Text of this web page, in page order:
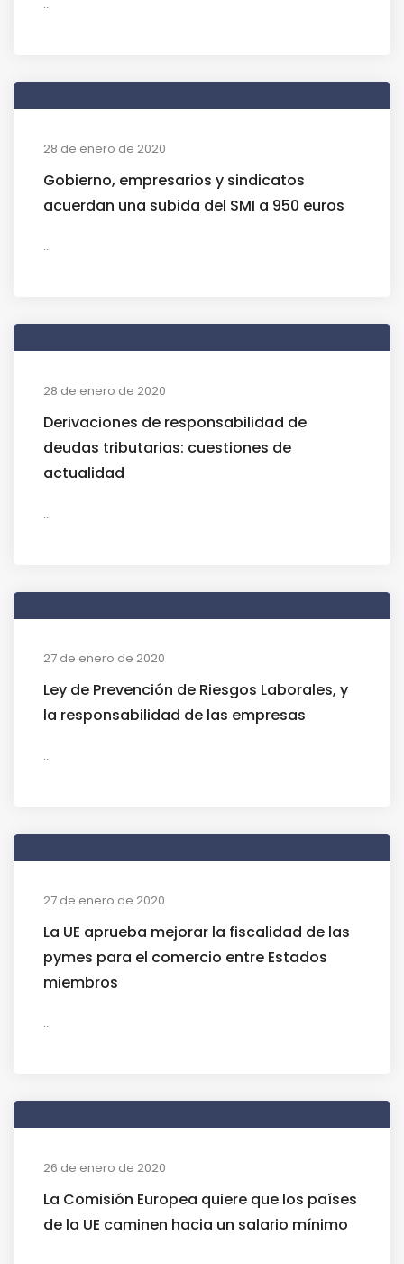
28 de enero de 2020
Gobierno, empresarios y sindicatos
acuerdan una subida del SMI a 950 euros
28 de enero de 2020
Derivaciones de responsabilidad de
deudas tributarias: cuestiones de
actualidad
27 de enero de 2020
Ley de Prevención de Riesgos Laborales, y
la responsabilidad de las empresas
27 de enero de 2020
La UE aprueba mejorar la fiscalidad de las
pymes para el comercio entre Estados
miembros
26 de enero de 2020
La Comisión Europea quiere que los países
de la UE caminen hacia un salario mínimo